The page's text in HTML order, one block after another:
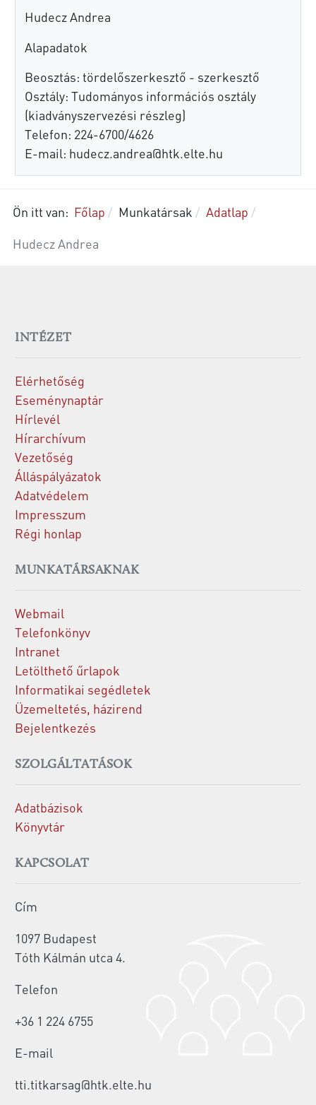
Hudecz Andrea
Alapadatok
Beosztás: tördelőszerkesztő - szerkesztő
Osztály: Tudományos információs osztály
(kiadványszervezési részleg)
Telefon: 224-6700/4626
E-mail: hudecz.andrea@htk.elte.hu
Ön itt van: Főlap Munkatársak
Adatlap
Hudecz Andrea
INTÉZET
Elérhetőség
Eseménynaptár
Hírlevél
Hírarchívum
Vezetőség
Álláspályázatok
Adatvédelem
Impresszum
Régi honlap
MUNKATÁRSAKNAK
Webmail
Telefonkönyv
Intranet
Letölthető űrlapok
Informatikai segédletek
Üzemeltetés, házirend
Bejelentkezés
SZOLGÁLTATÁSOK
Adatbázisok
Könyvtár
KAPCSOLAT
Cím
1097 Budapest
Tóth Kálmán utca 4.
Telefon
+36 1 224 6755
E-mail
tti.titkarsag@htk.elte.hu